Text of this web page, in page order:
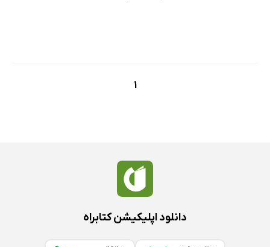
1
دانلود اپلیکیشن کتابراه